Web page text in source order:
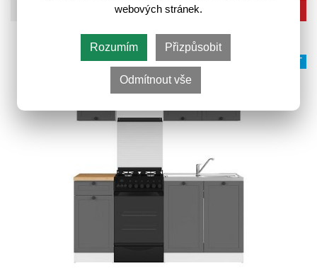
VÍCE VARIANT
webových stránek.
Rozumím Přizpůsobit
Odmítnout vše